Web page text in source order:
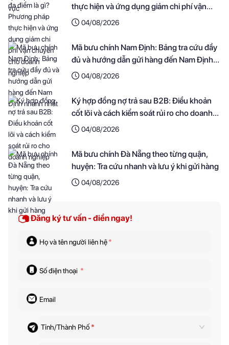
thực hiện và ứng dụng giảm chi phí vận
chuyển cho doanh nghiệp
04/08/2026
Mã bưu chính Nam Định: Bảng tra cứu đầy
đủ và hướng dẫn gửi hàng đến Nam Định
nhanh nhất
04/08/2026
Ký hợp đồng nợ trả sau B2B: Điều khoản
cốt lõi và cách kiểm soát rủi ro cho doanh
nghiệp
04/08/2026
Mã bưu chính Đà Nẵng theo từng quận,
huyện: Tra cứu nhanh và lưu ý khi gửi hàng
04/08/2026
Đăng ký tư vấn - điền ngay!
Họ và tên người liên hệ*
Số điện thoại *
Email
Tỉnh/Thành Phố *